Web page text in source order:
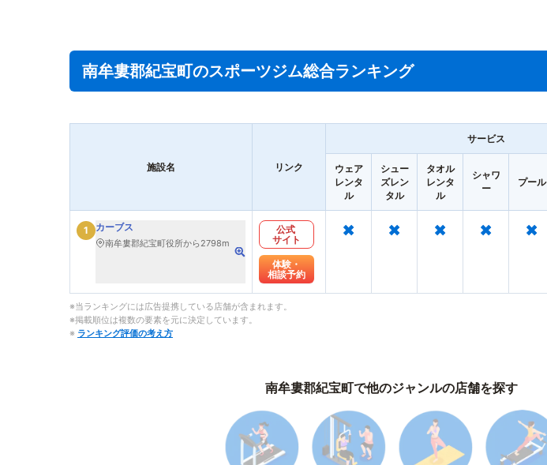
南牟婁郡紀宝町のスポーツジム総合ランキング
施設名 リンク
サービス
ウェア
レンタ
ル
シュー
ズレン
タル
タオル
レンタ
ル
シャワ
ー
プール
1 カーブス
南牟婁郡紀宝町役所から2798m
公式
サイト
体験・
相談予約
× × × × ×
※当ランキングには広告提携している店舗が含まれます。
※掲載順位は複数の要素を元に決定しています。
※ ランキング評価の考え方
南牟婁郡紀宝町で他のジャンルの店舗を探す